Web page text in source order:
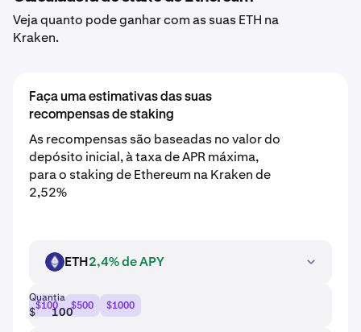
Veja quanto pode ganhar com as suas ETH na
Kraken.
Faça uma estimativas das suas
recompensas de staking
As recompensas são baseadas no valor do
depósito inicial, à taxa de APR máxima,
para o staking de Ethereum na Kraken de
2,52%
ETH ETH2,4% de APY
Quantia
$$100 $500 $1000